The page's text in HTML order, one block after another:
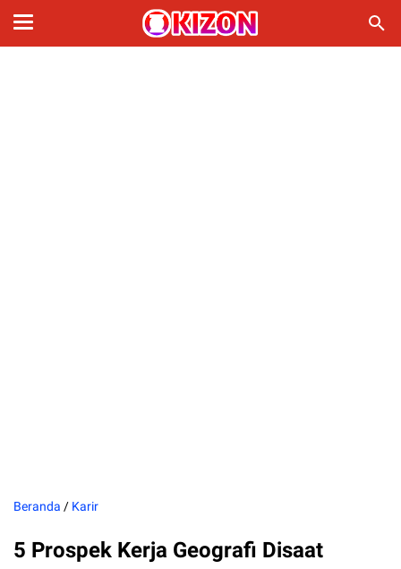
Beranda / Karir
5 Prospek Kerja Geografi Disaat